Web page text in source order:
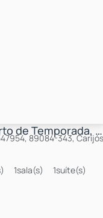
Hotel Office com 1 Quarto de Temporada, Carijós - Indaial
89084-343,
1sala(s) 1suíte(s)